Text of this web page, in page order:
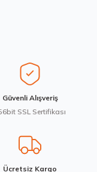
Güvenli Alışveriş
SSL Sertifikası
Ücretsiz Kargo